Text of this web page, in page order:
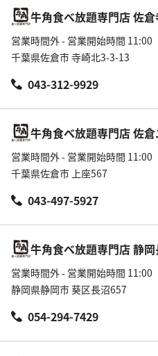
牛角食べ放題専門店 佐
営業時間外 - 営業開始時間 11:00
千葉県佐倉市 寺崎北3-3-13
043-312-9929
牛角食べ放題専門店 佐
営業時間外 - 営業開始時間 11:00
千葉県佐倉市 上座567
043-497-5927
牛角食べ放題専門店 静
営業時間外 - 営業開始時間 11:00
静岡県静岡市 葵区長沼657
054-294-7429